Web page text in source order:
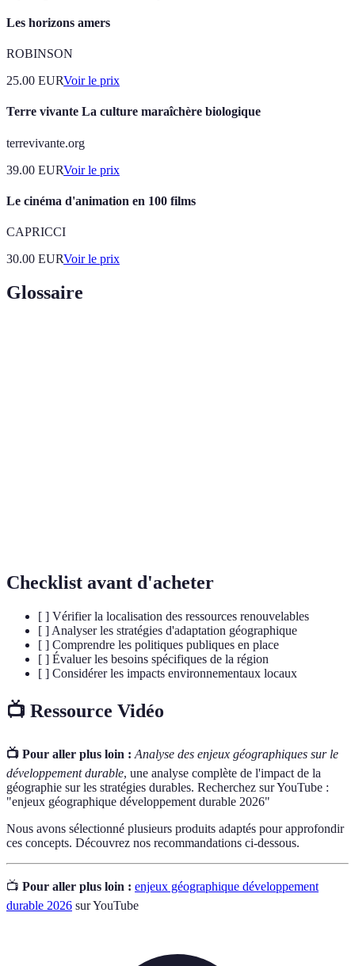
Les horizons amers
ROBINSON
25.00 EURVoir le prix
Terre vivante La culture maraîchère biologique
terrevivante.org
39.00 EURVoir le prix
Le cinéma d'animation en 100 films
CAPRICCI
30.00 EURVoir le prix
Glossaire
Checklist avant d'acheter
[ ] Vérifier la localisation des ressources renouvelables
[ ] Analyser les stratégies d'adaptation géographique
[ ] Comprendre les politiques publiques en place
[ ] Évaluer les besoins spécifiques de la région
[ ] Considérer les impacts environnementaux locaux
📺 Ressource Vidéo
📺 Pour aller plus loin : Analyse des enjeux géographiques sur le
développement durable, une analyse complète de l'impact de la
géographie sur les stratégies durables. Recherchez sur YouTube :
"enjeux géographique développement durable 2026"
Nous avons sélectionné plusieurs produits adaptés pour approfondir
ces concepts. Découvrez nos recommandations ci-dessous.
📺 Pour aller plus loin : enjeux géographique développement
durable 2026 sur YouTube